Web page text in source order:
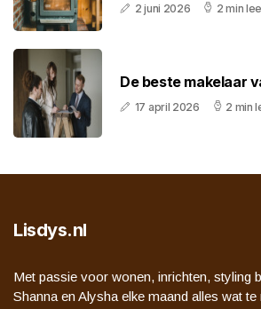
2 juni 2026 2 min
De beste makelaar
17 april 2026 2 min
Lisdys.nl
Met passie voor wonen, inrichten, styling
Shanna en Alysha elke maand alles wat